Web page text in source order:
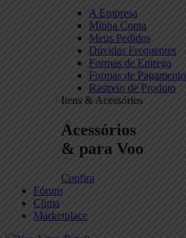
A Empresa
Minha Conta
Meus Pedidos
Dúvidas Frequentes
Formas de Entrega
Formas de Pagamento
Rastreio de Produto
Itens & Acessórios
Acessórios
& para Voo
Confira
Fórum
Clima
Marketplace